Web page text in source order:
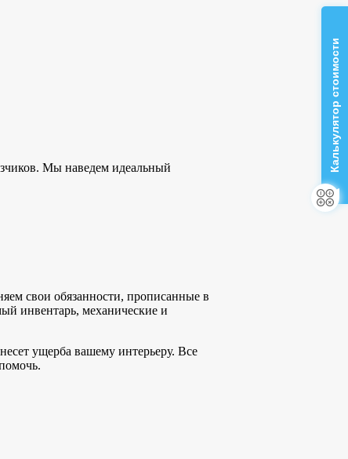
Мы наведем идеальный
свои обязанности, прописанные в
инвентарь, механические и
ущерба вашему интерьеру. Все
Калькулятор стоимости